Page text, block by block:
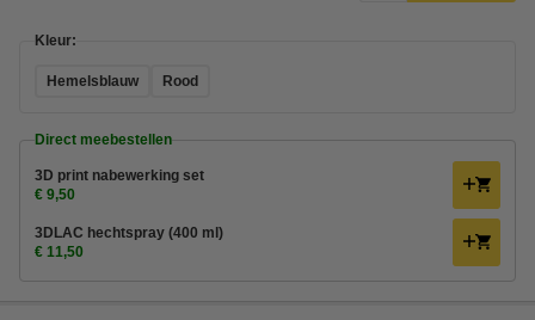
Kleur:
Hemelsblauw Rood
Direct meebestellen
3D print nabewerking set
€ 9,50
3DLAC hechtspray (400 ml)
€ 11,50